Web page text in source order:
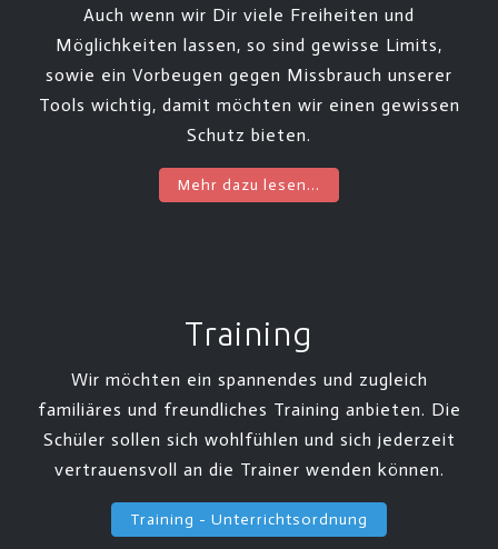
Auch wenn wir Dir viele Freiheiten und
Möglichkeiten lassen, so sind gewisse Limits,
sowie ein Vorbeugen gegen Missbrauch unserer
Tools wichtig, damit möchten wir einen gewissen
Schutz bieten.
Mehr dazu lesen...
Training
Wir möchten ein spannendes und zugleich
familiäres und freundliches Training anbieten. Die
Schüler sollen sich wohlfühlen und sich jederzeit
vertrauensvoll an die Trainer wenden können.
Training - Unterrichtsordnung